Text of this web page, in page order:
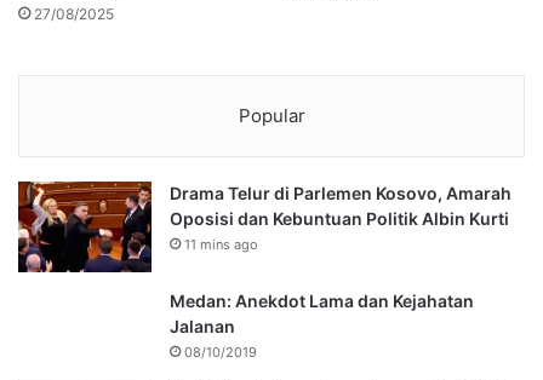
27/08/2025
Popular
Drama Telur di Parlemen Kosovo, Amarah
Oposisi dan Kebuntuan Politik Albin Kurti
11 mins ago
Medan: Anekdot Lama dan Kejahatan
Jalanan
08/10/2019